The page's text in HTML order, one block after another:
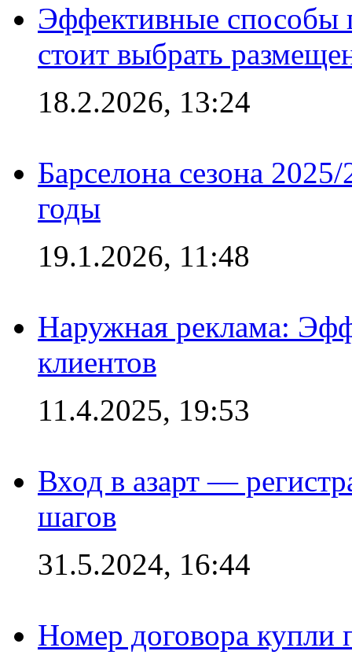
Эффективные способы
стоит выбрать
18.2.2026, 13:24
Барселона сезона
годы
19.1.2026, 11:48
Наружная реклама:
клиентов
11.4.2025, 19:53
Вход в азарт —
шагов
31.5.2024, 16:44
Номер договора купли